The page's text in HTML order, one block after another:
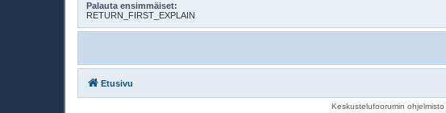
Palauta ensimmäiset:
RETURN_FIRST_EXPLAIN
Etusivu
Keskustelufoorumin ohjelmisto